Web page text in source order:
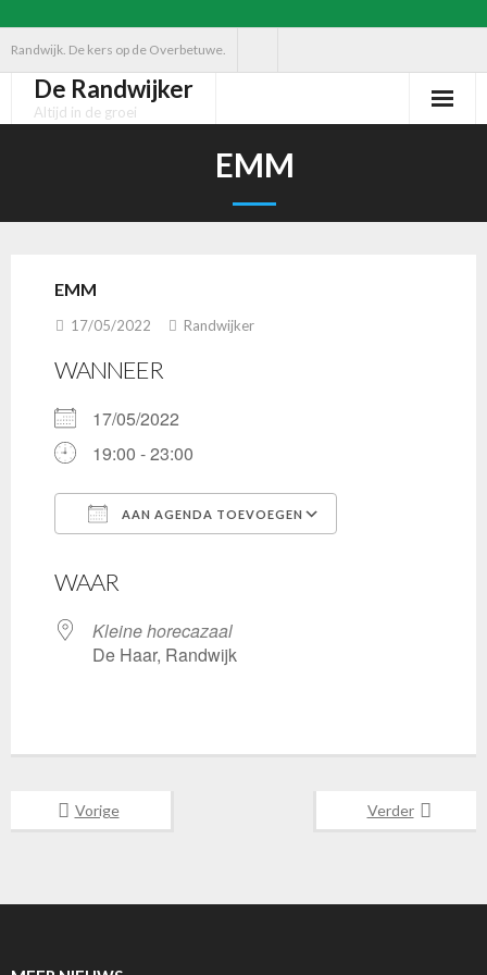
inhoud
Randwijk. De kers op de Overbetuwe.
De Randwijker
Altijd in de groei
EMM
EMM
17/05/2022 Randwijker
WANNEER
17/05/2022
19:00 - 23:00
AAN AGENDA TOEVOEGEN
WAAR
Kleine horecazaal
De Haar, Randwijk
Vorige Verder